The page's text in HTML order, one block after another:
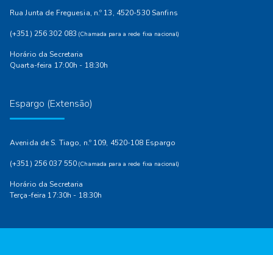
Rua Junta de Freguesia, n.º 13, 4520-530 Sanfins
(+351) 256 302 083 (Chamada para a rede fixa nacional)
Horário da Secretaria
Quarta-feira 17:00h - 18:30h
Espargo (Extensão)
Avenida de S. Tiago, n.º 109, 4520-108 Espargo
(+351) 256 037 550 (Chamada para a rede fixa nacional)
Horário da Secretaria
Terça-feira 17:30h - 18:30h